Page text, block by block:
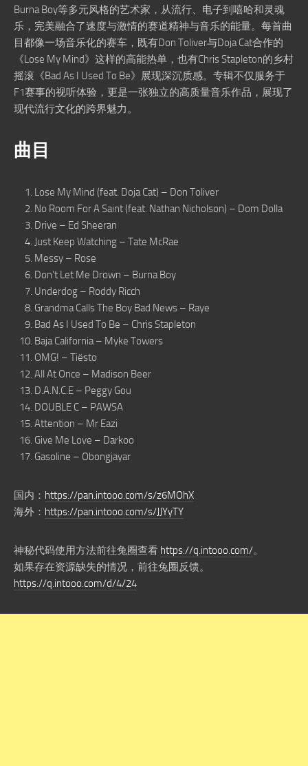
Burna Boy等多元风格的艺术家，从流行、电子到嘻哈和灵魂
乐，完美融合了速度与激情的赛道精神与音乐的能量。每首曲
目都像一场音乐化的赛车，既有Don Toliver与Doja Cat合作的
《Lose My Mind》这样的高能热单，也有Chris Stapleton的乡村
摇滚《Bad As I Used To Be》展现深沉质感。专辑不仅服务于
F1赛事的视听体验，更是一张独立的高质量音乐作品，展现了
现代流行文化的跨界魅力。
曲目
Lose My Mind (feat. Doja Cat) – Don Toliver
No Room For A Saint (feat. Nathan Nicholson) – Dom Dolla
Drive – Ed Sheeran
Just Keep Watching – Tate McRae
Messy – Rose
Don’t Let Me Drown – Burna Boy
Underdog – Roddy Ricch
Grandma Calls The Boy Bad News – Raye
Bad As I Used To Be – Chris Stapleton
Baja California – Myke Towers
OMG! – Tiësto
All At Once – Madison Beer
D.A.N.C.E – Peggy Gou
DOUBLE C – PAWSA
Attention – Mr Eazi
Give Me Love – Darkoo
Gasoline – Obongjayar
国内： https://pan.intooo.com/s/z6MOhX
海外： https://pan.intooo.com/s/JJYyTY
神秘代码使用方法前往兔圈查看 https://q.intooo.com/。
如果存在资源缺失的情况，前往兔圈反馈。
https://q.intooo.com/d/4/24